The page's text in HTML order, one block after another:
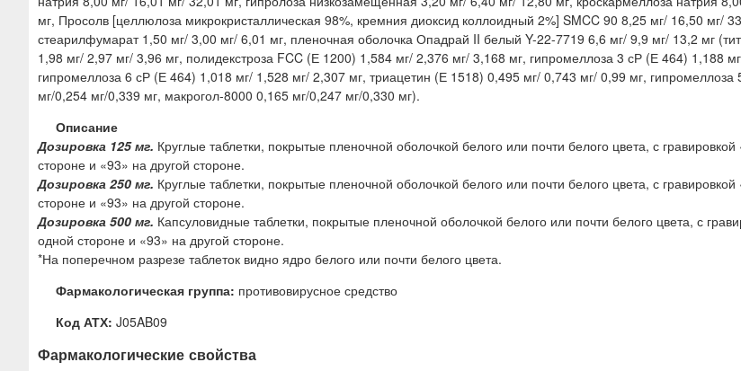
мг, Просолв [целлюлоза микрокристаллическая 98%, кремния диоксид коллоидный 2%] SMCC 90 8,25 мг/ 16,50 мг/
стеарилфумарат 1,50 мг/ 3,00 мг/ 6,01 мг, пленочная оболочка Опадрай II белый Y-22-7719 6,6 мг/ 9,9 мг/ 13,2 мг
1,98 мг/ 2,97 мг/ 3,96 мг, полидекстроза FCC (Е 1200) 1,584 мг/ 2,376 мг/ 3,168 мг, гипромеллоза 3 сР (Е 464) 1,188
гипромеллоза 6 сР (Е 464) 1,018 мг/ 1,528 мг/ 2,307 мг, триацетин (Е 1518) 0,495 мг/ 0,743 мг/ 0,99 мг,
мг/0,254 мг/0,339 мг, макрогол-8000 0,165 мг/0,247 мг/0,330 мг).
Описание
Дозировка 125 мг. Круглые таблетки, покрытые пленочной оболочкой белого или почти белого цвета, с
стороне и «93» на другой стороне.
Дозировка 250 мг. Круглые таблетки, покрытые пленочной оболочкой белого или почти белого цвета, с
стороне и «93» на другой стороне.
Дозировка 500 мг. Капсуловидные таблетки, покрытые пленочной оболочкой белого или почти белого цвета, с
одной стороне и «93» на другой стороне.
*На поперечном разрезе таблеток видно ядро белого или почти белого цвета.
Фармакологическая группа: противовирусное средство
Код АТХ: J05AB09
Фармакологические свойства